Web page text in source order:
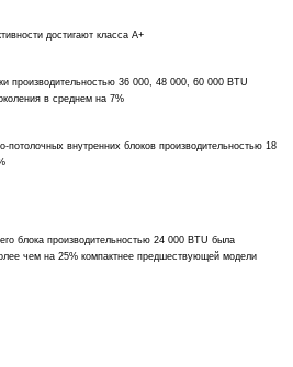
достигают класса A+
производительностью 36 000, 48 000, 60 000 BTU
в среднем на 7%
потолочных внутренних блоков производительностью 18
блока производительностью 24 000 BTU была
чем на 25% компактнее предшествующей модели